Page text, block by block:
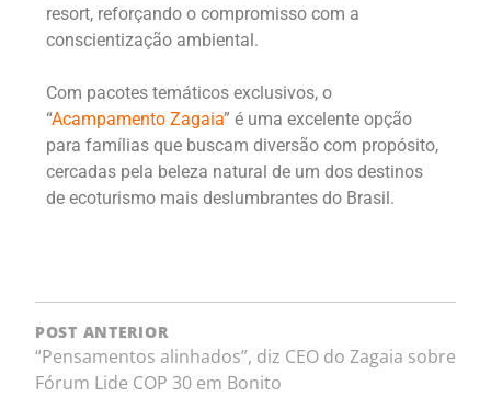
resort, reforçando o compromisso com a
conscientização ambiental.
Com pacotes temáticos exclusivos, o
“Acampamento Zagaia” é uma excelente opção
para famílias que buscam diversão com propósito,
cercadas pela beleza natural de um dos destinos
de ecoturismo mais deslumbrantes do Brasil.
POST ANTERIOR
“Pensamentos alinhados”, diz CEO do Zagaia sobre
Fórum Lide COP 30 em Bonito